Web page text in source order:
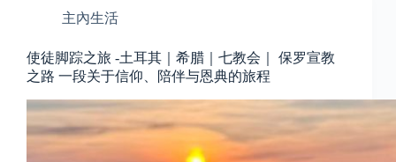
主內生活
使徒脚踪之旅 -土耳其｜希腊｜七教会｜ 保罗宣教
之路 一段关于信仰、陪伴与恩典的旅程